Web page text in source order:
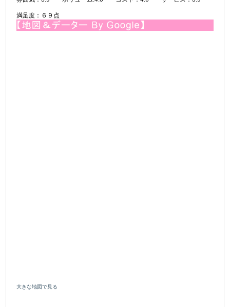
満足度：６９点
大きな地図で見る